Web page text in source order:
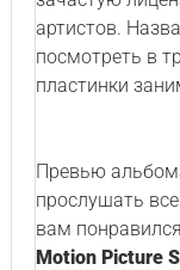
артистов.
посмотреть в
пластинки
Превью
прослушать
вам
Motion Picture